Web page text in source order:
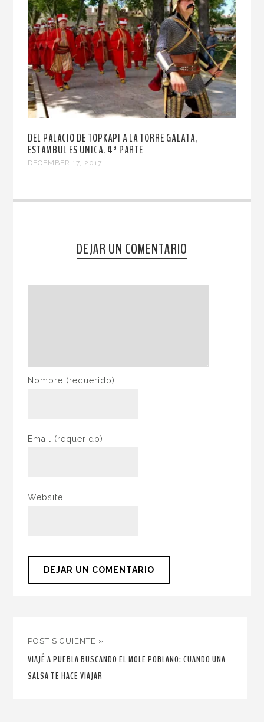
DEL PALACIO DE TOPKAPI A LA TORRE GÁLATA,
ESTAMBUL ES ÚNICA. 4ª PARTE
DECEMBER 17, 2017
DEJAR UN COMENTARIO
Nombre (requerido)
Email (requerido)
Website
POST SIGUIENTE »
VIAJÉ A PUEBLA BUSCANDO EL MOLE POBLANO: CUANDO UNA
SALSA TE HACE VIAJAR